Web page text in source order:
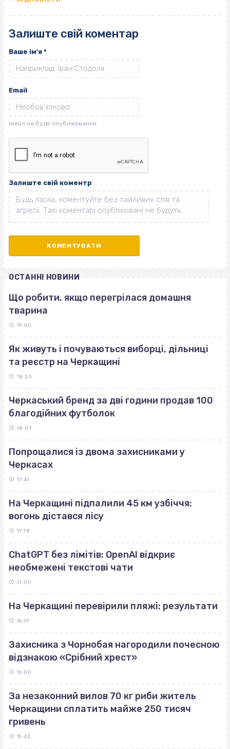
Залиште свій коментар
Ваше ім'я *
Email
Залиште свій коментр
ОСТАННІ НОВИНИ
Що робити, якщо перегрілася домашня
тварина
19:00
Як живуть і почуваються виборці, дільниці
та реєстр на Черкащині
18:20
Черкаський бренд за дві години продав 100
благодійних футболок
18:07
Попрощалися із двома захисниками у
Черкасах
17:41
На Черкащині підпалили 45 км узбіччя:
вогонь дістався лісу
17:18
ChatGPT без лімітів: OpenAI відкриє
необмежені текстові чати
17:00
На Черкащині перевірили пляжі: результати
16:31
Захисника з Чорнобая нагородили почесною
відзнакою «Срібний хрест»
16:00
За незаконний вилов 70 кг риби житель
Черкащини сплатить майже 250 тисяч
гривень
15:42